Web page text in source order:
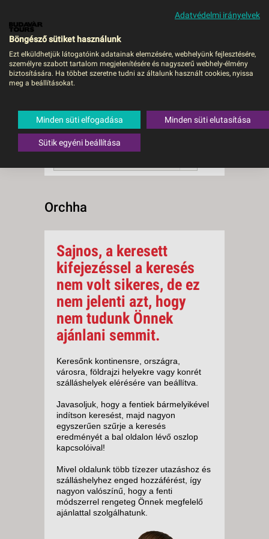
MENÜ
Orchha
megfelelő utazásttaláltunk.
A keresővel tovább szűkítheti a
találati listát!
RENDEZÉS:
Orchha
Sajnos, a keresett
kifejezéssel a keresés
nem volt sikeres, de ez
nem jelenti azt, hogy
nem tudunk Önnek
ajánlani semmit.
Keresőnk kontinensre, országra,
városra, földrajzi helyekre vagy konrét
szálláshelyek elérésére van beállítva.
Javasoljuk, hogy a fentiek bármelyikével
indítson keresést, majd nagyon
egyszerűen szűrje a keresés
eredményét a bal oldalon lévő oszlop
kapcsolóival!
Mivel oldalunk több tízezer utazáshoz és
szálláshelyhez enged hozzáférést, így
nagyon valószínű, hogy a fenti
módszerrel rengeteg Önnek megfelelő
ajánlattal szolgálhatunk.
Adatvédelmi irányelvek
Böngésző sütiket használunk
Ezt elküldhetjük látogatóink adatainak elemzésére, webhelyünk fejlesztésére,
személyre szabott tartalom megjelenítésére és nagyszerű webhely-élmény
biztosítására. Ha többet szeretne tudni az általunk használt cookies, nyissa
meg a beállításokat.
Minden süti elfogadása Minden süti elutasítása
Sütik egyéni beállítása